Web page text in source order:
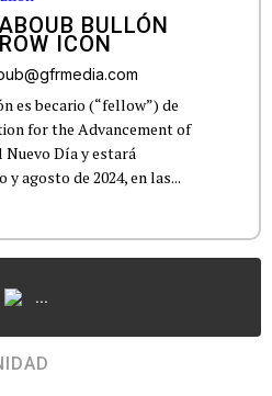
BULLÓN
es becario (“fellow”) de
for the Advancement of
Nuevo Día y estará
y agosto de 2024, en las...
...